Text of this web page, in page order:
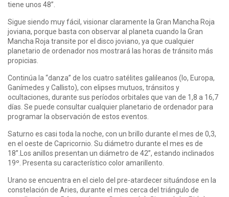
tiene unos 48”.
Sigue siendo muy fácil, visionar claramente la Gran Mancha Roja
joviana, porque basta con observar al planeta cuando la Gran
Mancha Roja transite por el disco joviano, ya que cualquier
planetario de ordenador nos mostrará las horas de tránsito más
propicias.
Continúa la “danza” de los cuatro satélites galileanos (Io, Europa,
Ganímedes y Callisto), con elipses mutuos, tránsitos y
ocultaciones, durante sus períodos orbitales que van de 1,8 a 16,7
días. Se puede consultar cualquier planetario de ordenador para
programar la observación de estos eventos.
Saturno es casi toda la noche, con un brillo durante el mes de 0,3,
en el oeste de Capricornio. Su diámetro durante el mes es de
18”.Los anillos presentan un diámetro de 42”, estando inclinados
19º. Presenta su característico color amarillento.
Urano se encuentra en el cielo del pre-atardecer situándose en la
constelación de Aries, durante el mes cerca del triángulo de